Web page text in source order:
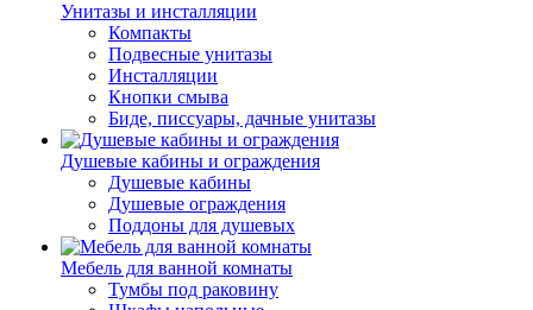
Унитазы и инсталляции
Компакты
Подвесные унитазы
Инсталляции
Кнопки смыва
Биде, писсуары, дачные унитазы
Душевые кабины и ограждения
Душевые кабины
Душевые ограждения
Поддоны для душевых
Мебель для ванной комнаты
Тумбы под раковину